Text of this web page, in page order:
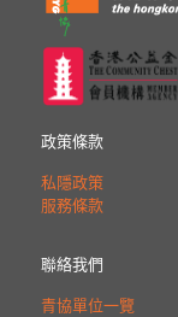
政策條款
私隱政策
服務條款
聯絡我們
青協單位一覽